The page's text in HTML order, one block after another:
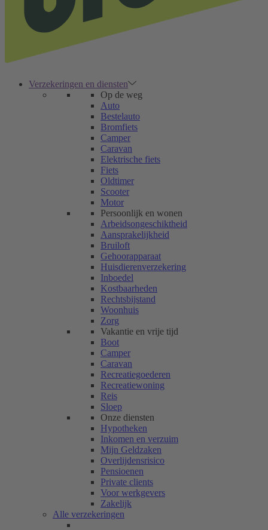
Verzekeringen en diensten
Op de weg
Auto
Bestelauto
Bromfiets
Camper
Caravan
Elektrische fiets
Fiets
Oldtimer
Scooter
Motor
Persoonlijk en wonen
Arbeidsongeschiktheid
Aansprakelijkheid
Bruiloft
Gehoorapparaat
Huisdierenverzekering
Inboedel
Kostbaarheden
Rechtsbijstand
Woonhuis
Zorg
Vakantie en vrije tijd
Boot
Camper
Caravan
Recreatiegoederen
Recreatiewoning
Reis
Sloep
Onze diensten
Hypotheken
Inkomen en verzuim
Mijn Geldzaken
Overlijdensrisico
Pensioenen
Private clients
Voor werkgevers
Zakelijk
Alle verzekeringen